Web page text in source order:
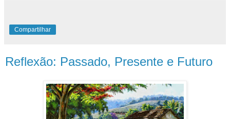
Compartilhar
Reflexão: Passado, Presente e Futuro